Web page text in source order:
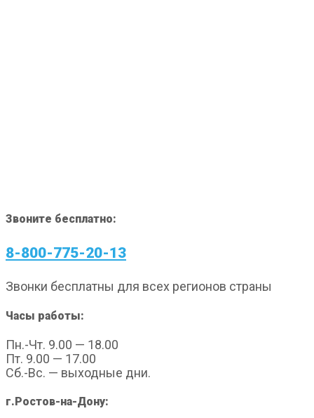
Звоните бесплатно:
8-800-775-20-13
Звонки бесплатны для всех регионов страны
Часы работы:
Пн.-Чт. 9.00 — 18.00
Пт. 9.00 — 17.00
Сб.-Вс. — выходные дни.
г.Ростов-на-Дону: